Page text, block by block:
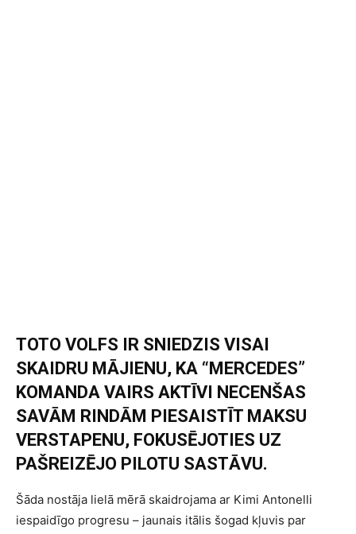
TOTO VOLFS IR SNIEDZIS VISAI
SKAIDRU MĀJIENU, KA “MERCEDES”
KOMANDA VAIRS AKTĪVI NECENŠAS
SAVĀM RINDĀM PIESAISTĪT MAKSU
VERSTAPENU, FOKUSĒJOTIES UZ
PAŠREIZĒJO PILOTU SASTĀVU.
Šāda nostāja lielā mērā skaidrojama ar Kimi Antonelli
iespaidīgo progresu – jaunais itālis šogad kļuvis par